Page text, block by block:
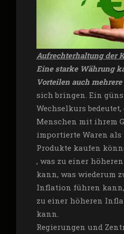
Aufrechterhaltung der
Eine starke Währung
Vorteilen auch
sich bringen. Ein
Wechselkurs bedeutet,
Menschen mit ihrem
importierte Waren
Produkte kaufen
, was zu einer
kann, was wiederum
Inflation führen kann,
zu einer höheren
kann.
Regierungen und